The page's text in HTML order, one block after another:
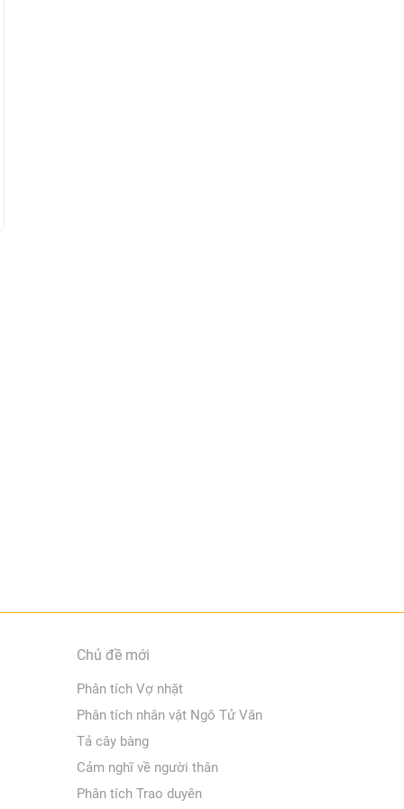
Chủ đề mới
Phân tích Vợ nhặt
Phân tích nhân vật Ngô Tử Văn
Tả cây bàng
Cảm nghĩ về người thân
Phân tích Trao duyên